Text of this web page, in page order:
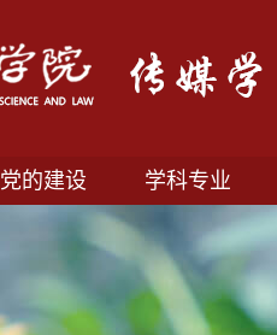
党的建设 学科专业